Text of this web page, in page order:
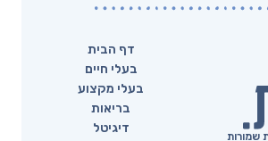
דף הבית
בעלי חיים
בעלי מקצוע
בריאות
דיגיטל